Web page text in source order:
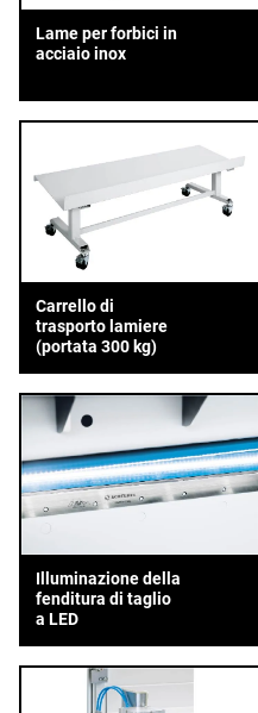
Lame per forbici in
acciaio inox
Carrello di
trasporto lamiere
(portata 300 kg)
Illuminazione della
fenditura di taglio
a LED